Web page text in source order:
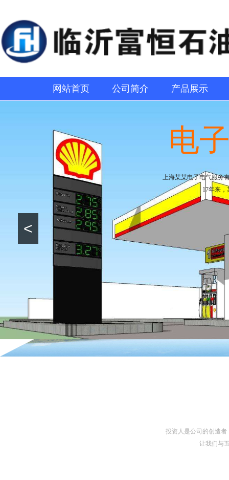
网站首页 公司简介 产品展示
<
电
上海某某电子电气服务
17年来
投资人是公司的创造
让我们与